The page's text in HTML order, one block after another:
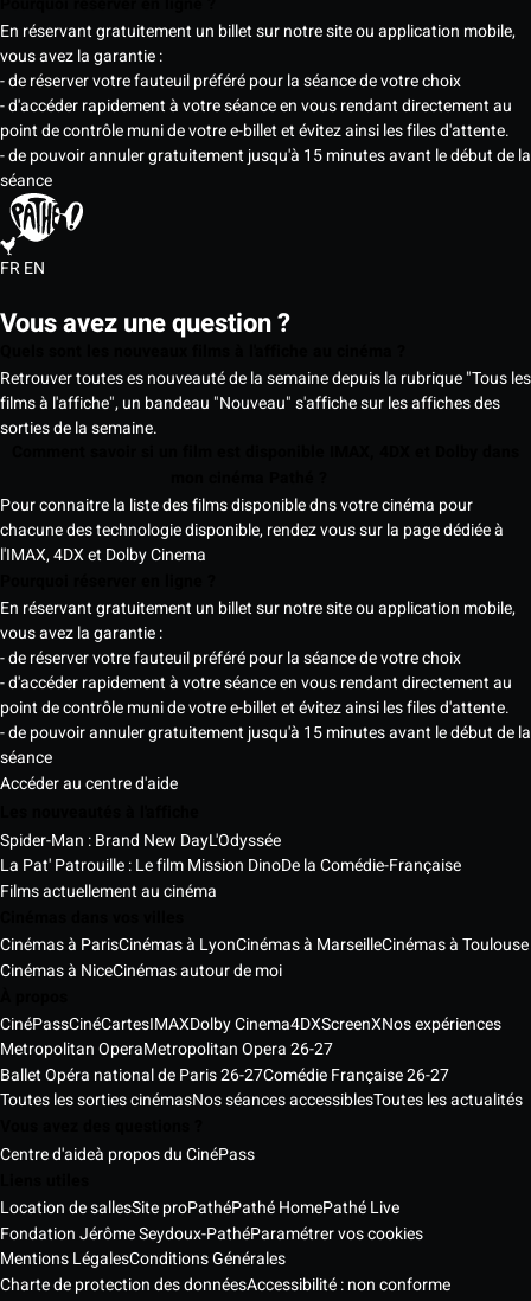
En réservant gratuitement un billet sur notre site ou application mobile,
vous avez la garantie :
- de réserver votre fauteuil préféré pour la séance de votre choix
- d'accéder rapidement à votre séance en vous rendant directement au
point de contrôle muni de votre e-billet et évitez ainsi les files d'attente.
- de pouvoir annuler gratuitement jusqu'à 15 minutes avant le début de la
séance
FREN
Vous avez une question ?
Retrouver toutes es nouveauté de la semaine depuis la rubrique "Tous les
films à l'affiche", un bandeau "Nouveau" s'affiche sur les affiches des
sorties de la semaine.
Pour connaitre la liste des films disponible dns votre cinéma pour
chacune des technologie disponible, rendez vous sur la page dédiée à
l'IMAX, 4DX et Dolby Cinema
En réservant gratuitement un billet sur notre site ou application mobile,
vous avez la garantie :
- de réserver votre fauteuil préféré pour la séance de votre choix
- d'accéder rapidement à votre séance en vous rendant directement au
point de contrôle muni de votre e-billet et évitez ainsi les files d'attente.
- de pouvoir annuler gratuitement jusqu'à 15 minutes avant le début de la
séance
Accéder au centre d'aide
Spider-Man : Brand New DayL'Odyssée
La Pat' Patrouille : Le film Mission DinoDe la Comédie-Française
Films actuellement au cinéma
Cinémas à ParisCinémas à LyonCinémas à MarseilleCinémas à Toulouse
Cinémas à NiceCinémas autour de moi
CinéPassCinéCartesIMAXDolby Cinema4DXScreenXNos expériences
Metropolitan OperaMetropolitan Opera 26-27
Ballet Opéra national de Paris 26-27Comédie Française 26-27
Toutes les sorties cinémasNos séances accessiblesToutes les actualités
Centre d'aideà propos du CinéPass
Location de sallesSite proPathéPathé HomePathé Live
Fondation Jérôme Seydoux-PathéParamétrer vos cookies
Mentions LégalesConditions Générales
Charte de protection des donnéesAccessibilité : non conforme